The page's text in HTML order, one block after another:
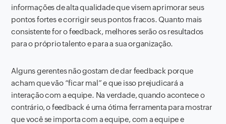
informações de alta qualidade que visem aprimorar seus
pontos fortes e corrigir seus pontos fracos. Quanto mais
consistente for o feedback, melhores serão os resultados
para o próprio talento e para a sua organização.
Alguns gerentes não gostam de dar feedback porque
acham que vão “ficar mal” e que isso prejudicará a
interação com a equipe. Na verdade, quando acontece o
contrário, o feedback é uma ótima ferramenta para mostrar
que você se importa com a equipe, com a equipe e